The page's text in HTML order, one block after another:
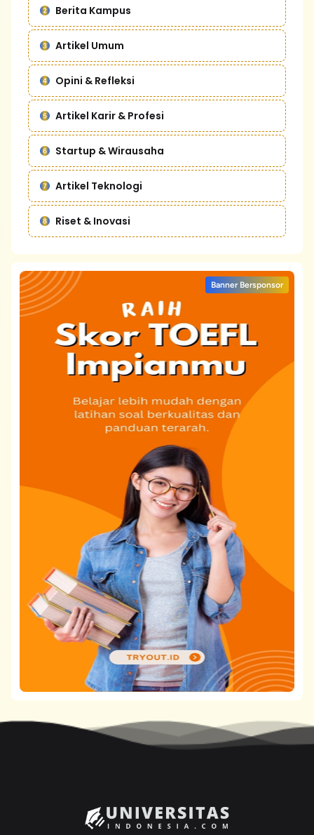
Berita Kampus
Artikel Umum
Opini & Refleksi
Artikel Karir & Profesi
Startup & Wirausaha
Artikel Teknologi
Riset & Inovasi
Banner Bersponsor